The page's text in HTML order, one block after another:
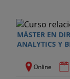
MÁSTER EN
ANALYTICS Y
Online